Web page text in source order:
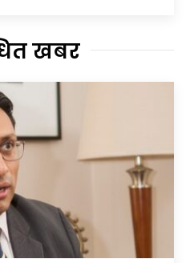
खबर